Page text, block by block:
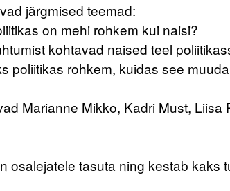
järgmised teemad:
on mehi rohkem kui naisi?
kohtavad naised teel
poliitikas rohkem, kuidas see
Marianne Mikko, Kadri Must,
osalejatele tasuta ning kestab kaks